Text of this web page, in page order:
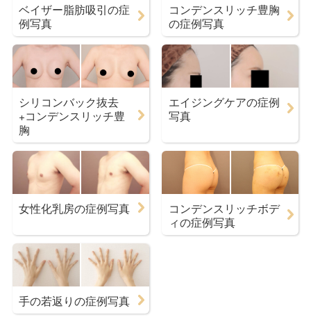
ベイザー脂肪吸引の症
例写真
コンデンスリッチ豊胸
の症例写真
シリコンバック抜去
+コンデンスリッチ豊
胸
エイジングケアの症例
写真
女性化乳房の症例写真
コンデンスリッチボデ
ィの症例写真
手の若返りの症例写真